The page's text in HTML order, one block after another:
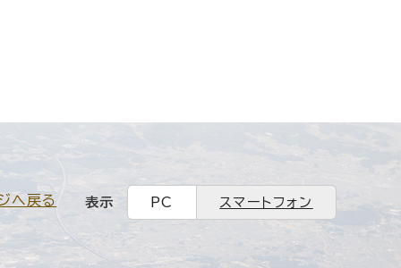
へ戻る 表示 PC スマートフォン